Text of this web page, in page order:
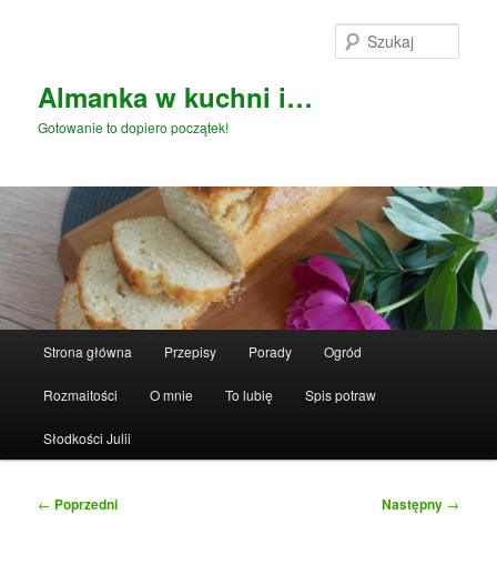
Almanka w kuchni i…
Gotowanie to dopiero początek!
Strona główna Przepisy Porady Ogród
Rozmaitości O mnie To lubię Spis potraw
Słodkości Julii
Nawigacja
← Poprzedni Następny →